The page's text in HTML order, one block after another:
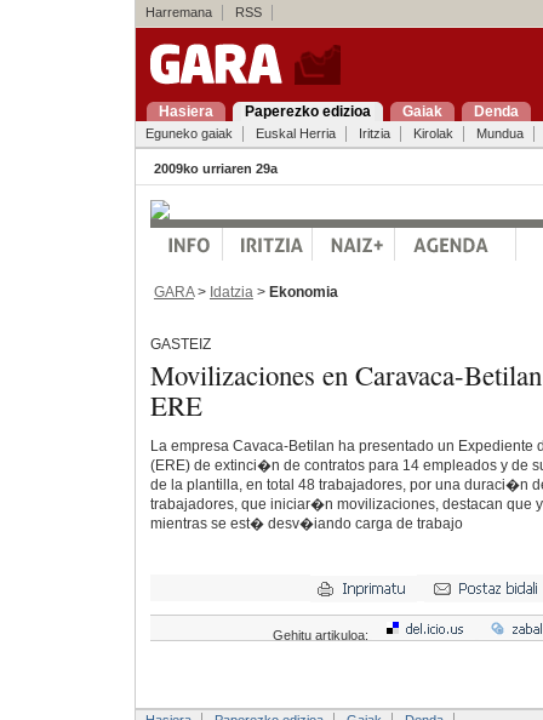
Harremana RSS
Hasiera Paperezko edizioa Gaiak Denda
Eguneko gaiak Euskal Herria Iritzia Kirolak Mundua
2009ko urriaren 29a
GARA> Idatzia > Ekonomia
GASTEIZ
Movilizaciones en Caravaca-
ERE
La empresa Cavaca-Betilan ha presentado un
(ERE) de extinci�n de contratos para 14 empleados y de
de la plantilla, en total 48 trabajadores, por una duraci�n
trabajadores, que iniciar�n movilizaciones, destacan que
mientras se est� desv�iando carga de trabajo
Gehitu artikuloa: